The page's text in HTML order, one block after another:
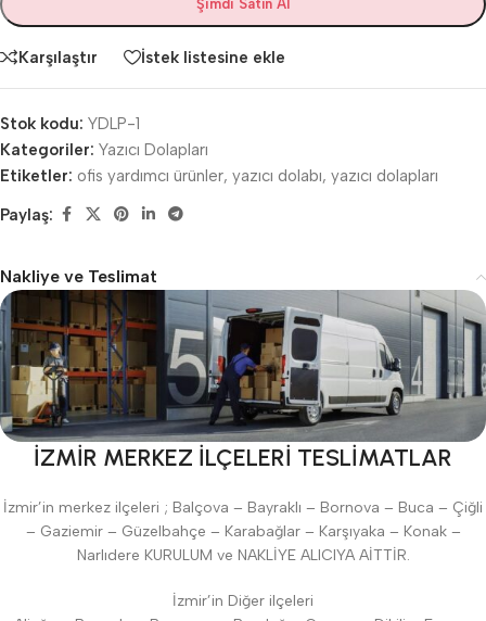
Şimdi Satın Al
Karşılaştır İstek listesine ekle
Stok kodu: YDLP-1
Kategoriler: Yazıcı Dolapları
Etiketler: ofis yardımcı ürünler, yazıcı dolabı, yazıcı dolapları
Paylaş:
Nakliye ve Teslimat
İZMİR MERKEZ İLÇELERİ TESLİMATLAR
İzmir’in merkez ilçeleri ; Balçova – Bayraklı – Bornova – Buca – Çiğli
– Gaziemir – Güzelbahçe – Karabağlar – Karşıyaka – Konak –
Narlıdere KURULUM ve NAKLİYE ALICIYA AİTTİR.
İzmir’in Diğer ilçeleri